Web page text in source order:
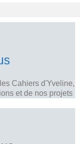
Cahiers d'Yveline,
et de nos projets